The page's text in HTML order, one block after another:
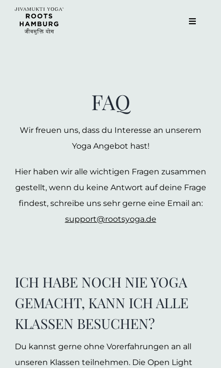
Zum
Inhalt
Toggle
Teacher Training
Gutschein
FAQ
Wir freuen uns, dass du Interesse an unserem
Yoga Angebot hast!
Hier haben wir alle wichtigen Fragen zusammen
gestellt, wenn du keine Antwort auf deine Frage
findest, schreibe uns sehr gerne eine Email an:
support@rootsyoga.de
ICH HABE NOCH NIE YOGA
GEMACHT, KANN ICH ALLE
KLASSEN BESUCHEN?
Du kannst gerne ohne Vorerfahrungen an all
unseren Klassen teilnehmen. Die Open Light